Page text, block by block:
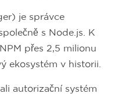
je správce
s Node.js. K
přes 2,5 milionu
ekosystém v historii.
autorizační systém